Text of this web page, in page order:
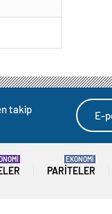
takip
PARITELER
EKONOMİ